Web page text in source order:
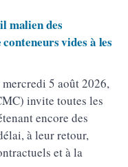
malien des
vides à les
5 août 2026,
invite toutes les
encore des
à leur retour,
et à la